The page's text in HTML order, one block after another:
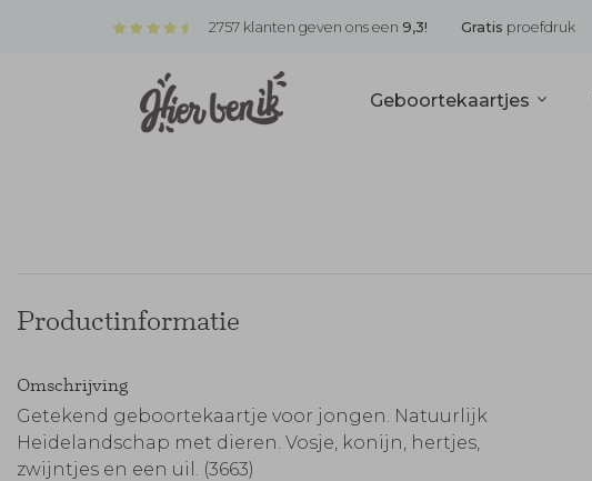
2757 klanten geven ons een 9,3! Gratis proefdruk
Geboortekaartjes
Productinformatie
Omschrijving
Getekend geboortekaartje voor jongen. Natuurlijk
Heidelandschap met dieren. Vosje, konijn, hertjes,
zwijntjes en een uil. (3663)